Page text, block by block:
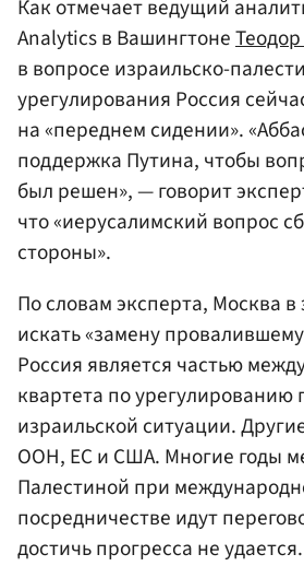
Как отмечает ведущий
Analytics в Вашингтоне
в вопросе израильско-
урегулирования Россия
на «переднем сидении».
поддержка Путина, чтобы
был решен», — говорит
что «иерусалимский вопрос
стороны».
По словам эксперта, Москва в
искать «замену
Россия является частью
квартета по урегулированию
израильской ситуации.
ООН, ЕС и США. Многие годы
Палестиной при
посредничестве идут
достичь прогресса не удается.